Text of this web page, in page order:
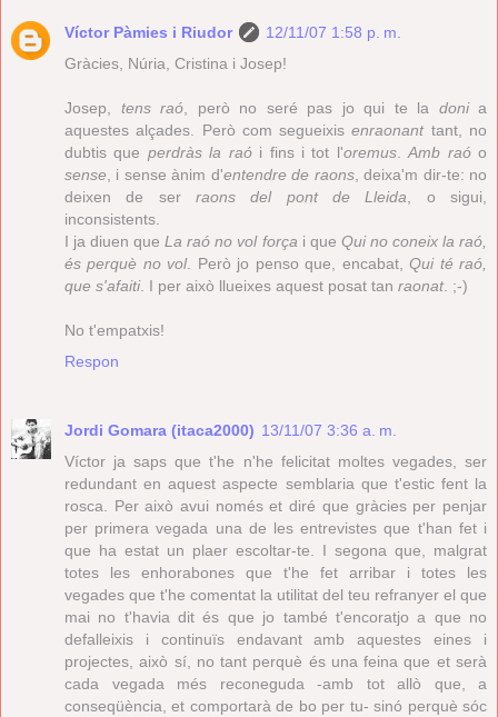
Víctor Pàmies i Riudor
12/11/07 1:58 p. m.
Gràcies, Núria, Cristina i Josep!
Josep, tens raó , però no seré pas jo qui te la donia
aquestes alçades. Però com segueixisenraonanttant, no
dubtis que perdràs la raói fins i tot l'oremus.Amb raóo
sense , i sense ànim d'entendre de raons, deixa'm dir-te: no
deixen de ser raons del pont de Lleida , o sigui,
inconsistents.
I ja diuen queLa raó no vol força i que Qui no coneix la raó,
és perquè no vol. Però jo penso que, encabat,Qui té raó,
que s'afaiti. I per això llueixes aquest posat tan raonat. ;-)
No t'empatxis!
Respon
Jordi Gomara (itaca2000) 13/11/07 3:36 a. m.
Víctor ja saps que t'he n'he felicitat moltes vegades, ser
redundant en aquest aspecte semblaria que t'estic fent la
rosca. Per això avui només et diré que gràcies per penjar
per primera vegada una de les entrevistes que t'han fet i
que ha estat un plaer escoltar-te. I segona que, malgrat
totes les enhorabones que t'he fet arribar i totes les
vegades que t'he comentat la utilitat del teu refranyer el que
mai no t'havia dit és que jo també t'encoratjo a que no
defalleixis i continuïs endavant amb aquestes eines i
projectes, això sí, no tant perquè és una feina que et serà
cada vegada més reconeguda -amb tot allò que, a
conseqüència, et comportarà de bo per tu- sinó perquè sóc